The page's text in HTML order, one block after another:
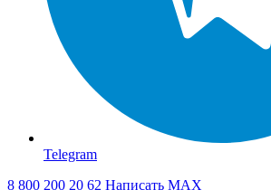
Telegram
8 800 200 20 62 Написать MAX